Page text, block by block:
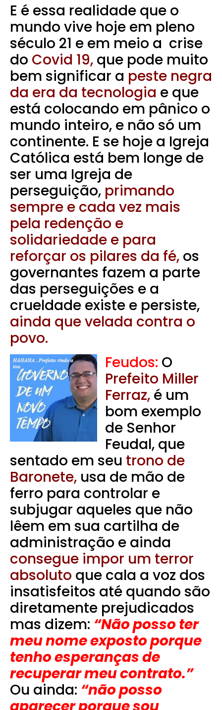
E é essa realidade que o
mundo vive hoje em pleno
século 21 e em meio a crise
do Covid 19, que pode muito
bem significar a peste negra
da era da tecnologia e que
está colocando em pânico o
mundo inteiro, e não só um
continente. E se hoje a Igreja
Católica está bem longe de
ser uma Igreja de
perseguição, primando
sempre e cada vez mais
pela redenção e
solidariedade e para
reforçar os pilares da fé, os
governantes fazem a parte
das perseguições e a
crueldade existe e persiste,
ainda que velada contra o
povo.
Feudos: O
Prefeito Miller
Ferraz, é um
bom exemplo
de Senhor
Feudal, que
sentado em seu trono de
Baronete, usa de mão de
ferro para controlar e
subjugar aqueles que não
lêem em sua cartilha de
administração e ainda
consegue impor um terror
absoluto que cala a voz dos
insatisfeitos até quando são
diretamente prejudicados
mas dizem: “Não posso ter
meu nome exposto porque
tenho esperanças de
recuperar meu contrato.”
Ou ainda: “não posso
aparecer porque sou